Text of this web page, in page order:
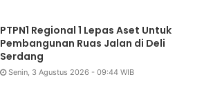
PTPN1 Regional 1 Lepas Aset Untuk
Pembangunan Ruas Jalan di Deli
Serdang
Senin, 3 Agustus 2026 - 09:44 WIB